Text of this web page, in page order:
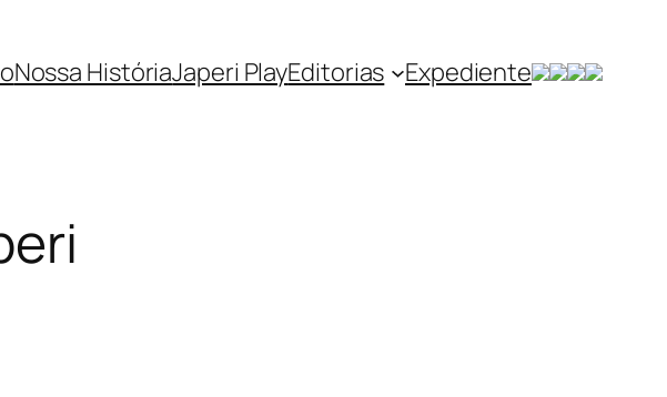
Nossa HistóriaJaperi PlayEditorias Expediente